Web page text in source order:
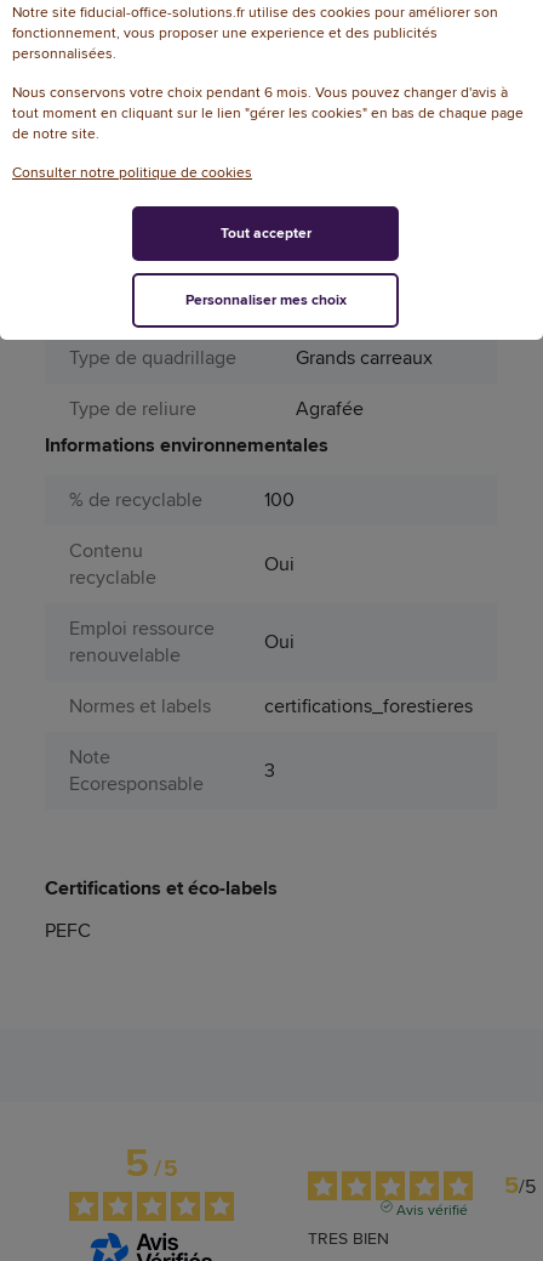
Pourcentage FSC
Pourcentage PEFC
100
Périssable
Non
Réglure
Seyès
Type de couverture
Carte souple
Type de quadrillage
Grands carreaux
Type de reliure
Agrafée
Informations environnementales
% de recyclable
100
Contenu
recyclable
Oui
Emploi ressource
renouvelable
Oui
Normes et labels
certifications_forestieres
Note
Ecoresponsable
3
Certifications et éco-labels
PEFC
5/5 5/5
Avis vérifié
TRES BIEN
Notre site fiducial-office-solutions.fr utilise des cookies pour améliorer son
fonctionnement, vous proposer une experience et des publicités
personnalisées.
Nous conservons votre choix pendant 6 mois. Vous pouvez changer d'avis à
tout moment en cliquant sur le lien "gérer les cookies" en bas de chaque page
de notre site.
Consulter notre politique de cookies
Personnaliser mes choix
Tout accepter